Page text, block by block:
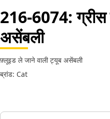
216-6074:
असेंबली
फ़्लूइड ले जाने वाली ट्यूब असेंबली
ब्रांड: Cat